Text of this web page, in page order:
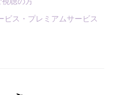
ス・プレミアムサービス